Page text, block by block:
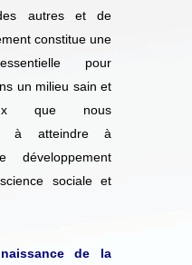
autres et de
constitue une
pour
un milieu sain et
que nous
à atteindre à
développement
sociale et
de la